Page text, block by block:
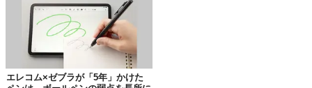
も彼でした。
コルネット奏者だった
エレコム×ゼブラが「5年」かけた